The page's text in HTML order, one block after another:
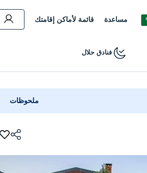
مساعدة قائمة لأماكن إقامتك
فنادق حلال
ملحوظات